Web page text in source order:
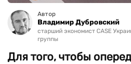
Автор
Владимир Дубровский
старший экономист CASE
группы
Для того, чтобы